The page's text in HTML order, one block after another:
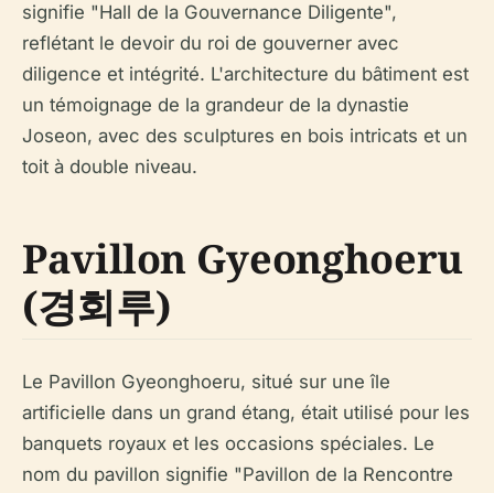
signifie "Hall de la Gouvernance Diligente",
reflétant le devoir du roi de gouverner avec
diligence et intégrité. L'architecture du bâtiment est
un témoignage de la grandeur de la dynastie
Joseon, avec des sculptures en bois intricats et un
toit à double niveau.
Pavillon Gyeonghoeru
(경회루)
Le Pavillon Gyeonghoeru, situé sur une île
artificielle dans un grand étang, était utilisé pour les
banquets royaux et les occasions spéciales. Le
nom du pavillon signifie "Pavillon de la Rencontre